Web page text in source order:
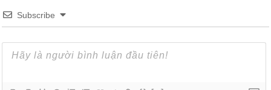
Subscribe